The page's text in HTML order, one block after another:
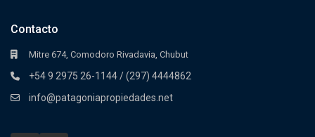
Contacto
Mitre 674, Comodoro Rivadavia, Chubut
+54 9 2975 26-1144 / (297) 4444862
info@patagoniapropiedades.net